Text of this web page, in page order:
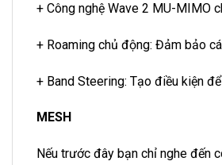
+ Công nghệ Wave 2 MU-MIMO
+ Roaming chủ động: Đảm bảo
+ Band Steering: Tạo điều kiện
MESH
Nếu trước đây bạn chỉ nghe đến